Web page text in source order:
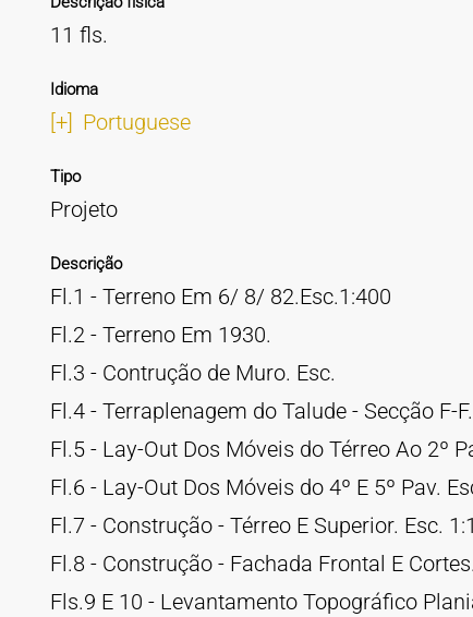
11 fls.
Idioma
[+] Portuguese
Tipo
Projeto
Descrição
Fl.1 - Terreno Em 6/ 8/ 82.Esc.1:400
Fl.2 - Terreno Em 1930.
Fl.3 - Contrução de Muro. Esc.
Fl.4 - Terraplenagem do Talude - Secção F-
Fl.5 - Lay-Out Dos Móveis do Térreo Ao 2º
Fl.6 - Lay-Out Dos Móveis do 4º E 5º Pav.
Fl.7 - Construção - Térreo E Superior. Esc.
Fl.8 - Construção - Fachada Frontal E
Fls.9 E 10 - Levantamento Topográfico